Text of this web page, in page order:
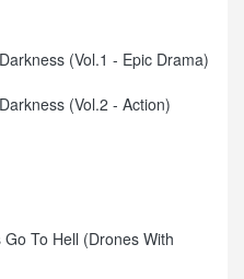
(Vol.1 - Epic Drama)
(Vol.2 - Action)
To Hell (Drones With